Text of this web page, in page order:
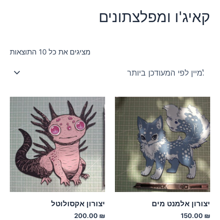
קאיג'ו ומפלצתונים
מציגים את כל ⁦10⁩ התוצאות
יצורון אלמנט מים
150.00 ₪
יצורון אקסולוטל
200.00 ₪